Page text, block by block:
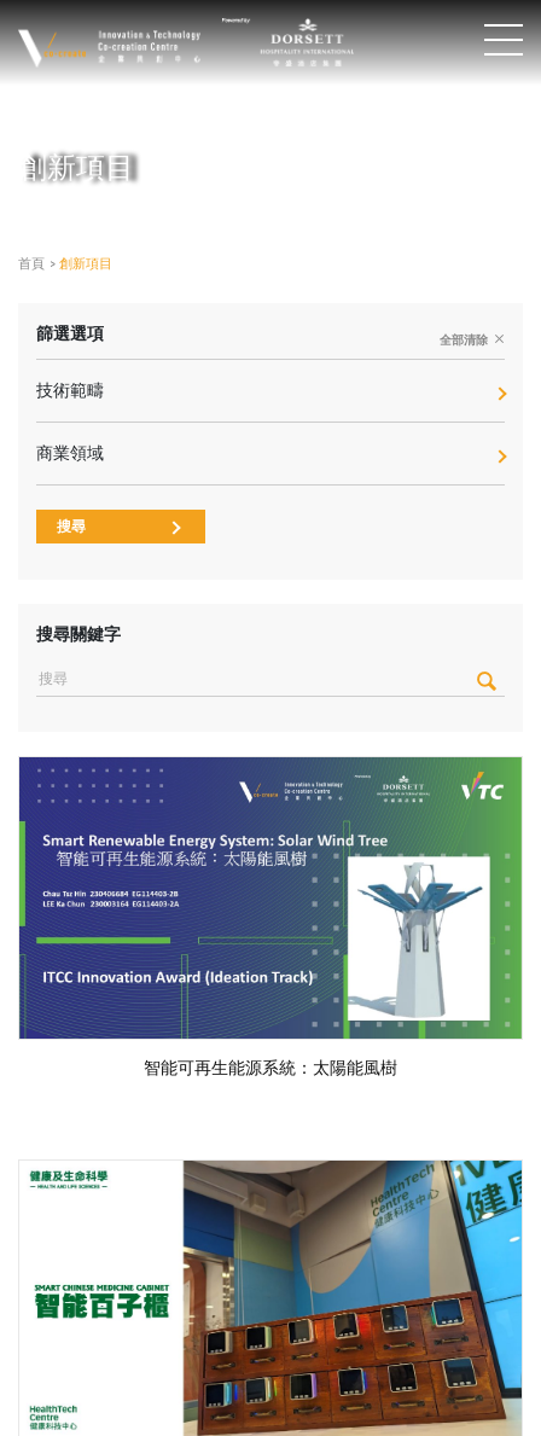
創新項目
首頁 > 創新項目
篩選選項 全部清除
技術範疇
商業領域
搜尋
搜尋關鍵字
智能可再生能源系統：太陽能風樹